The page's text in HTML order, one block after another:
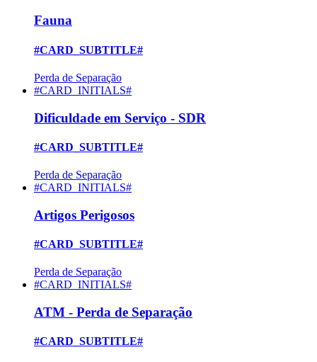
Fauna
#CARD_SUBTITLE#
Perda de Separação
#CARD_INITIALS#
Dificuldade em Serviço - SDR
#CARD_SUBTITLE#
Perda de Separação
#CARD_INITIALS#
Artigos Perigosos
#CARD_SUBTITLE#
Perda de Separação
#CARD_INITIALS#
ATM - Perda de Separação
#CARD_SUBTITLE#